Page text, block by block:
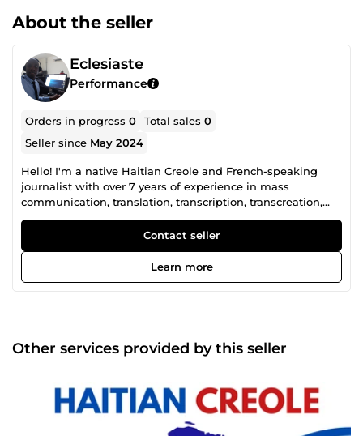
About the seller
Eclesiaste
Performance
Orders in progress0 Total sales0
Seller since May 2024
Hello! I'm a native Haitian Creole and French-speaking
journalist with over 7 years of experience in mass
communication, translation, transcription, transcreation,
voiceover services, graphic design, and social media
management. I specialize in delivering culturally sensitive,
accurate translations that preserve the original tone and
style, ensuring content resonates with the target audience.
As a graphic designer and Canva expert, I’m passionate
effectively. With my organizational skills and attention to
detail, I ensure timely, error-free work that meets the
Contact seller
Learn more
Other services provided by this seller